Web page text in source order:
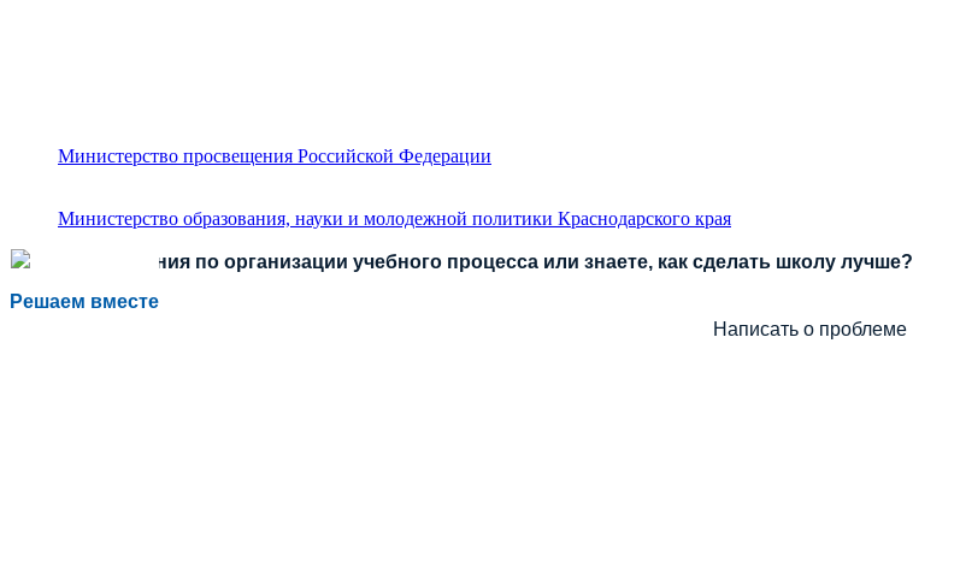
Министерство просвещения Российской Федерации
Министерство образования, науки и молодежной политики Краснодарского края
Решаем вместе
Есть предложения по организации учебного процесса или знаете, как сделать школу лучше?
Написать о проблеме